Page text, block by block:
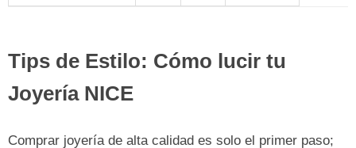
Tips de Estilo: Cómo lucir tu
Joyería NICE
Comprar joyería de alta calidad es solo el primer paso;